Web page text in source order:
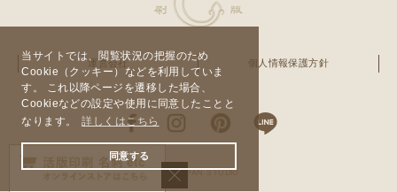
当サイトでは、閲覧状況の把握のため
Cookie（クッキー）などを利用していま
す。 これ以降ページを遷移した場合、
Cookieなどの設定や使用に同意したことと
なります。
詳しくはこちら
同意する
運営会社 個人情報保護方針
© CAPPAN STUDIO